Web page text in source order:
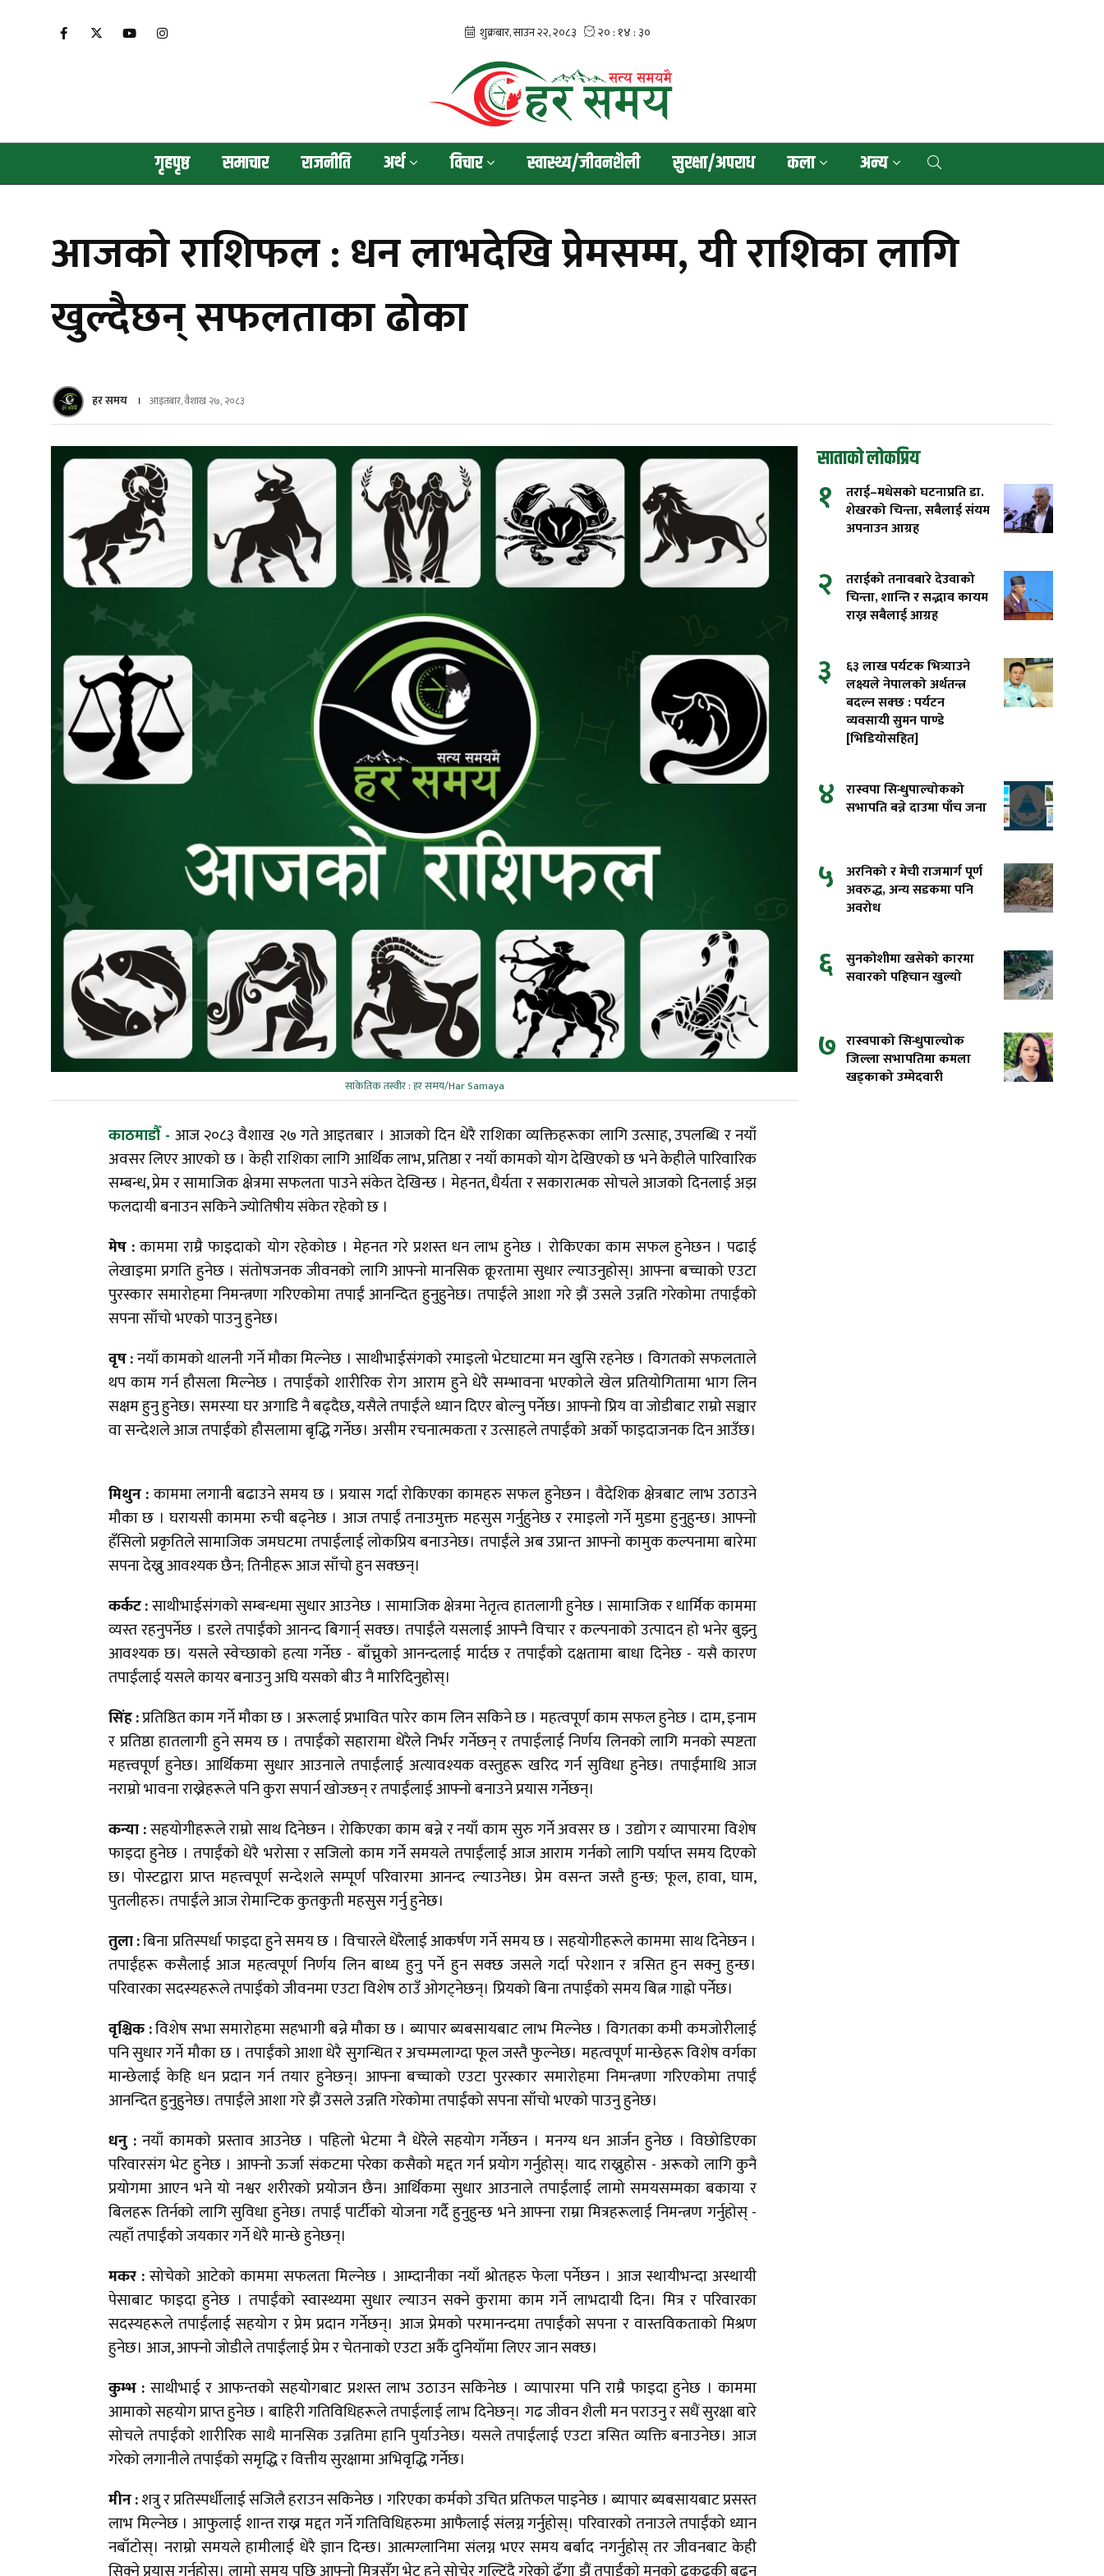
गृहपृष्ठ समाचार राजनीति अर्थ विचार स्वास्थ्य/जीवनशैली सुरक्षा/अपराध कला अन्य
आजको राशिफल : धन लाभदेखि प्रेमसम्म, यी राशिका लागि
खुल्दैछन् सफलताका ढोका
हर समय आइतबार, वैशाख २७, २०८३
सांकेतिक तस्वीर : हर समय/Har Samaya
काठमाडौँ - आज २०८३ वैशाख २७ गते आइतबार । आजको दिन धेरै राशिका व्यक्तिहरूका लागि उत्साह, उपलब्धि र नयाँ
अवसर लिएर आएको छ । केही राशिका लागि आर्थिक लाभ, प्रतिष्ठा र नयाँ कामको योग देखिएको छ भने केहीले पारिवारिक
सम्बन्ध, प्रेम र सामाजिक क्षेत्रमा सफलता पाउने संकेत देखिन्छ । मेहनत, धैर्यता र सकारात्मक सोचले आजको दिनलाई अझ
फलदायी बनाउन सकिने ज्योतिषीय संकेत रहेको छ ।
मेष :काममा राम्रै फाइदाको योग रहेकोछ । मेहनत गरे प्रशस्त धन लाभ हुनेछ । रोकिएका काम सफल हुनेछन । पढाई
लेखाइमा प्रगति हुनेछ । संतोषजनक जीवनको लागि आफ्नो मानसिक क्रूरतामा सुधार ल्याउनुहोस्। आफ्ना बच्चाको एउटा
पुरस्कार समारोहमा निमन्त्रणा गरिएकोमा तपाईं आनन्दित हुनुहुनेछ। तपाईंले आशा गरे झैं उसले उन्नति गरेकोमा तपाईंको
सपना साँचो भएको पाउनु हुनेछ।
वृष :नयाँ कामको थालनी गर्ने मौका मिल्नेछ । साथीभाईसंगको रमाइलो भेटघाटमा मन खुसि रहनेछ । विगतको सफलताले
थप काम गर्न हौसला मिल्नेछ । तपाईंको शारीरिक रोग आराम हुने धेरै सम्भावना भएकोले खेल प्रतियोगितामा भाग लिन
सक्षम हुनु हुनेछ। समस्या घर अगाडि नै बढ्दैछ, यसैले तपाईंले ध्यान दिएर बोल्नु पर्नेछ। आफ्नो प्रिय वा जोडीबाट राम्रो सञ्चार
वा सन्देशले आज तपाईंको हौसलामा बृद्धि गर्नेछ। असीम रचनात्मकता र उत्साहले तपाईंको अर्को फाइदाजनक दिन आउँछ।
मिथुन :काममा लगानी बढाउने समय छ । प्रयास गर्दा रोकिएका कामहरु सफल हुनेछन । वैदेशिक क्षेत्रबाट लाभ उठाउने
मौका छ । घरायसी काममा रुची बढ्नेछ । आज तपाईं तनाउमुक्त महसुस गर्नुहुनेछ र रमाइलो गर्ने मुडमा हुनुहुन्छ। आफ्नो
हँसिलो प्रकृतिले सामाजिक जमघटमा तपाईंलाई लोकप्रिय बनाउनेछ। तपाईंले अब उप्रान्त आफ्नो कामुक कल्पनामा बारेमा
सपना देख्नु आवश्यक छैन; तिनीहरू आज साँचो हुन सक्छन्।
कर्कट :साथीभाईसंगको सम्बन्धमा सुधार आउनेछ । सामाजिक क्षेत्रमा नेतृत्व हातलागी हुनेछ । सामाजिक र धार्मिक काममा
व्यस्त रहनुपर्नेछ । डरले तपाईंको आनन्द बिगार्न् सक्छ। तपाईंले यसलाई आफ्नै विचार र कल्पनाको उत्पादन हो भनेर बुझ्नु
आवश्यक छ। यसले स्वेच्छाको हत्या गर्नेछ - बाँच्नुको आनन्दलाई मार्दछ र तपाईंको दक्षतामा बाधा दिनेछ - यसै कारण
तपाईंलाई यसले कायर बनाउनु अघि यसको बीउ नै मारिदिनुहोस्।
सिंह :प्रतिष्ठित काम गर्ने मौका छ । अरूलाई प्रभावित पारेर काम लिन सकिने छ । महत्वपूर्ण काम सफल हुनेछ । दाम, इनाम
र प्रतिष्ठा हातलागी हुने समय छ । तपाईंको सहारामा धेरैले निर्भर गर्नेछन् र तपाईंलाई निर्णय लिनको लागि मनको स्पष्टता
महत्त्वपूर्ण हुनेछ। आर्थिकमा सुधार आउनाले तपाईंलाई अत्यावश्यक वस्तुहरू खरिद गर्न सुविधा हुनेछ। तपाईंमाथि आज
नराम्रो भावना राख्नेहरूले पनि कुरा सपार्न खोज्छन् र तपाईंलाई आफ्नो बनाउने प्रयास गर्नेछन्।
कन्या :सहयोगीहरूले राम्रो साथ दिनेछन । रोकिएका काम बन्ने र नयाँ काम सुरु गर्ने अवसर छ । उद्योग र व्यापारमा विशेष
फाइदा हुनेछ । तपाईंको धेरै भरोसा र सजिलो काम गर्ने समयले तपाईंलाई आज आराम गर्नको लागि पर्याप्त समय दिएको
छ। पोस्टद्वारा प्राप्त महत्त्वपूर्ण सन्देशले सम्पूर्ण परिवारमा आनन्द ल्याउनेछ। प्रेम वसन्त जस्तै हुन्छ; फूल, हावा, घाम,
पुतलीहरु। तपाईंले आज रोमान्टिक कुतकुती महसुस गर्नु हुनेछ।
तुला :बिना प्रतिस्पर्धा फाइदा हुने समय छ । विचारले धेरैलाई आकर्षण गर्ने समय छ । सहयोगीहरूले काममा साथ दिनेछन ।
तपाईंहरू कसैलाई आज महत्वपूर्ण निर्णय लिन बाध्य हुनु पर्ने हुन सक्छ जसले गर्दा परेशान र त्रसित हुन सक्नु हुन्छ।
परिवारका सदस्यहरूले तपाईंको जीवनमा एउटा विशेष ठाउँ ओगट्नेछन्। प्रियको बिना तपाईंको समय बित्न गाह्रो पर्नेछ।
वृश्चिक :विशेष सभा समारोहमा सहभागी बन्ने मौका छ । ब्यापार ब्यबसायबाट लाभ मिल्नेछ । विगतका कमी कमजोरीलाई
पनि सुधार गर्ने मौका छ । तपाईंको आशा धेरै सुगन्धित र अचम्मलाग्दा फूल जस्तै फुल्नेछ। महत्वपूर्ण मान्छेहरू विशेष वर्गका
मान्छेलाई केहि धन प्रदान गर्न तयार हुनेछन्। आफ्ना बच्चाको एउटा पुरस्कार समारोहमा निमन्त्रणा गरिएकोमा तपाईं
आनन्दित हुनुहुनेछ। तपाईंले आशा गरे झैं उसले उन्नति गरेकोमा तपाईंको सपना साँचो भएको पाउनु हुनेछ।
धनु : नयाँ कामको प्रस्ताव आउनेछ । पहिलो भेटमा नै धेरैले सहयोग गर्नेछन । मनग्य धन आर्जन हुनेछ । विछोडिएका
परिवारसंग भेट हुनेछ । आफ्नो ऊर्जा संकटमा परेका कसैको मद्दत गर्न प्रयोग गर्नुहोस्। याद राख्नुहोस - अरूको लागि कुनै
प्रयोगमा आएन भने यो नश्वर शरीरको प्रयोजन छैन। आर्थिकमा सुधार आउनाले तपाईंलाई लामो समयसम्मका बकाया र
बिलहरू तिर्नको लागि सुविधा हुनेछ। तपाईं पार्टीको योजना गर्दै हुनुहुन्छ भने आफ्ना राम्रा मित्रहरूलाई निमन्त्रण गर्नुहोस् -
त्यहाँ तपाईंको जयकार गर्ने धेरै मान्छे हुनेछन्।
मकर :सोचेको आटेको काममा सफलता मिल्नेछ । आम्दानीका नयाँ श्रोतहरु फेला पर्नेछन । आज स्थायीभन्दा अस्थायी
पेसाबाट फाइदा हुनेछ । तपाईंको स्वास्थ्यमा सुधार ल्याउन सक्ने कुरामा काम गर्ने लाभदायी दिन। मित्र र परिवारका
सदस्यहरूले तपाईंलाई सहयोग र प्रेम प्रदान गर्नेछन्। आज प्रेमको परमानन्दमा तपाईंको सपना र वास्तविकताको मिश्रण
हुनेछ। आज, आफ्नो जोडीले तपाईंलाई प्रेम र चेतनाको एउटा अर्कै दुनियाँमा लिएर जान सक्छ।
कुम्भ : साथीभाई र आफन्तको सहयोगबाट प्रशस्त लाभ उठाउन सकिनेछ । व्यापारमा पनि राम्रै फाइदा हुनेछ । काममा
आमाको सहयोग प्राप्त हुनेछ । बाहिरी गतिविधिहरूले तपाईंलाई लाभ दिनेछन्। गढ जीवन शैली मन पराउनु र सधैं सुरक्षा बारे
सोचले तपाईंको शारीरिक साथै मानसिक उन्नतिमा हानि पुर्याउनेछ। यसले तपाईंलाई एउटा त्रसित व्यक्ति बनाउनेछ। आज
गरेको लगानीले तपाईंको समृद्धि र वित्तीय सुरक्षामा अभिवृद्धि गर्नेछ।
मीन :शत्रु र प्रतिस्पर्धीलाई सजिलै हराउन सकिनेछ । गरिएका कर्मको उचित प्रतिफल पाइनेछ । ब्यापार ब्यबसायबाट प्रसस्त
लाभ मिल्नेछ । आफुलाई शान्त राख्न मद्दत गर्ने गतिविधिहरुमा आफैलाई संलग्न गर्नुहोस्। परिवारको तनाउले तपाईंको ध्यान
नबाँटोस्। नराम्रो समयले हामीलाई धेरै ज्ञान दिन्छ। आत्मग्लानिमा संलग्न भएर समय बर्बाद नगर्नुहोस् तर जीवनबाट केही
साताको लोकप्रिय
१
तराई–मधेसको घटनाप्रति डा.
शेखरको चिन्ता, सबैलाई संयम
अपनाउन आग्रह
२
तराईको तनावबारे देउवाको
चिन्ता, शान्ति र सद्भाव कायम
राख्न सबैलाई आग्रह
३
६३ लाख पर्यटक भित्र्याउने
लक्ष्यले नेपालको अर्थतन्त्र
बदल्न सक्छ : पर्यटन
व्यवसायी सुमन पाण्डे
[भिडियोसहित]
४ रास्वपा सिन्धुपाल्चोकको
सभापति बन्ने दाउमा पाँच जना
५ अरनिको र मेची राजमार्ग पूर्ण
अवरुद्ध, अन्य सडकमा पनि
अवरोध
६ सुनकोशीमा खसेको कारमा
सवारको पहिचान खुल्यो
७ रास्वपाको सिन्धुपाल्चोक
जिल्ला सभापतिमा कमला
खड्काको उम्मेदवारी